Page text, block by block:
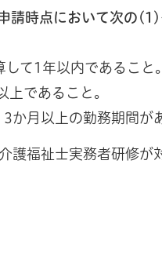
請時点において次の
て1年以内であること。
であること。
か月以上の勤務期間が
護福祉士実務者研修が